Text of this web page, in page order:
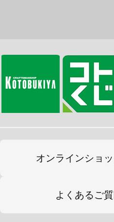
からインフラ整備
を乗り越えるとき
モード」に変形し
大量生産が可能な
「TAMOTU」に
要望で限定生産さ
オンラインショ
よくあるご